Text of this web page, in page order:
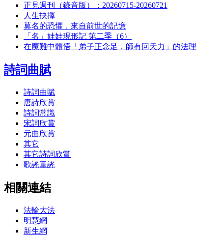
正見週刊（錄音版）：20260715-20260721
人生抉擇
莫名的恐懼，來自前世的記憶
「名」娃娃現形記 第二季（6）
在魔難中體悟「弟子正念足，師有回天力」的法理
詩詞曲賦
詩詞曲賦
唐詩欣賞
詩詞常識
宋詞欣賞
元曲欣賞
其它
其它詩詞欣賞
歌謠童謠
相關連結
法輪大法
明慧網
新生網